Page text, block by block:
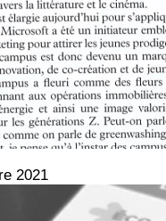
2021